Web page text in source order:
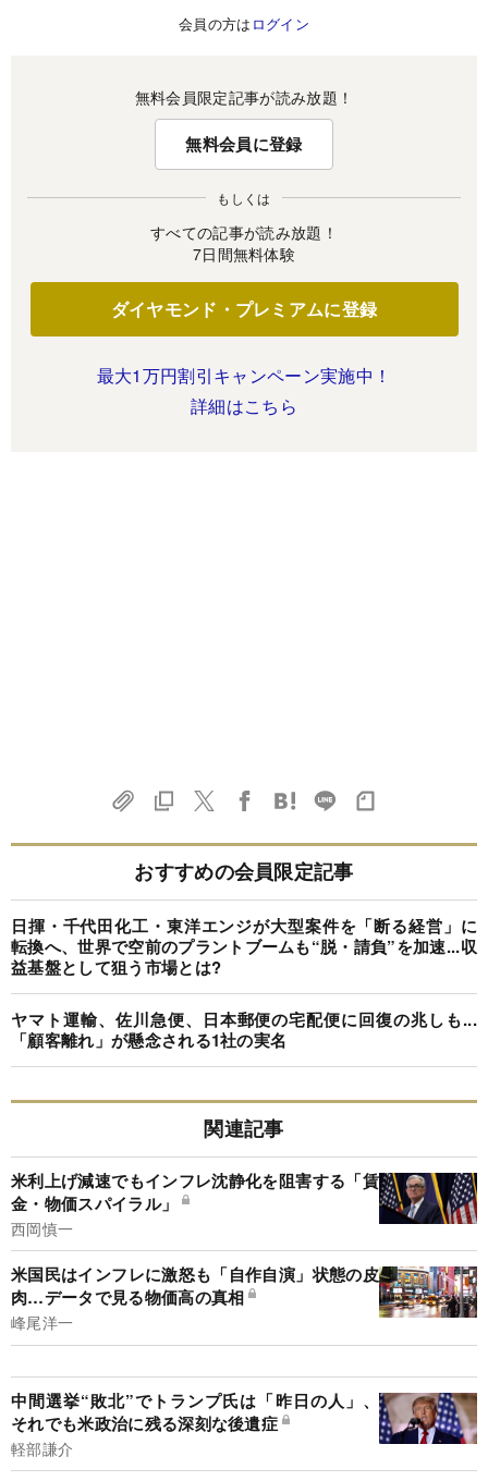
会員の方は ログイン
無料会員限定記事が読み放題！
無料会員に登録
もしくは
すべての記事が読み放題！
7日間無料体験
ダイヤモンド・プレミアムに登録
最大1万円割引キャンペーン実施中！
詳細はこちら
おすすめの会員限定記事
日揮・千代田化工・東洋エンジが大型案件を「断る経営」に
転換へ、世界で空前のプラントブームも“脱・請負”を加速...収
益基盤として狙う市場とは?
ヤマト運輸、佐川急便、日本郵便の宅配便に回復の兆しも...
「顧客離れ」が懸念される1社の実名
関連記事
米利上げ減速でもインフレ沈静化を阻害する「賃
金・物価スパイラル」
西岡慎一
米国民はインフレに激怒も「自作自演」状態の皮
肉…データで見る物価高の真相
峰尾洋一
中間選挙“敗北”でトランプ氏は「昨日の人」、
それでも米政治に残る深刻な後遺症
軽部謙介